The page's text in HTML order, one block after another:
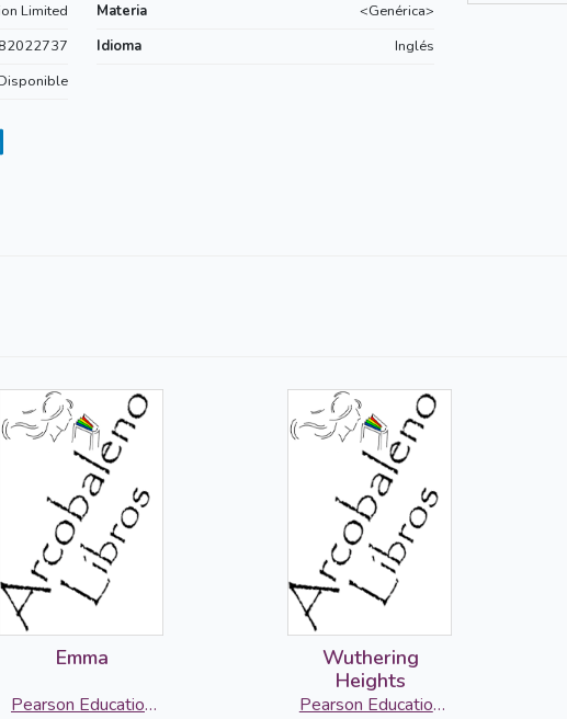
Limited Materia
<Genérica>
Idioma
Inglés
Emma
Pearson Education
Wuthering
Heights
Pearson Education